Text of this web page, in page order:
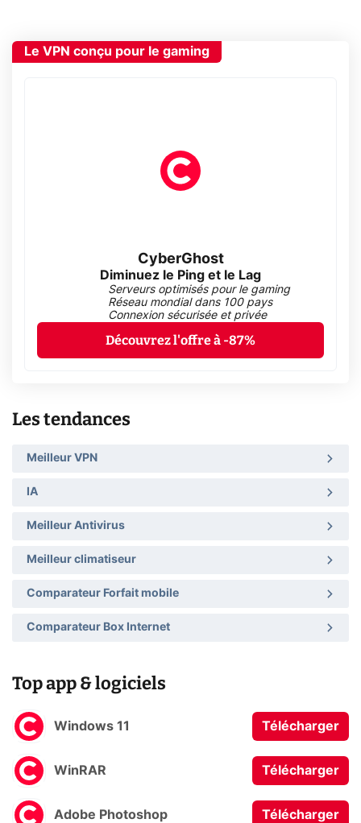
Le VPN conçu pour le gaming
CyberGhost
Diminuez le Ping et le Lag
Serveurs optimisés pour le gaming
Réseau mondial dans 100 pays
Connexion sécurisée et privée
Découvrez l'offre à -87%
Les tendances
Meilleur VPN
IA
Meilleur Antivirus
Meilleur climatiseur
Comparateur Forfait mobile
Comparateur Box Internet
Top app & logiciels
Windows 11 Télécharger
WinRAR Télécharger
Adobe Photoshop Télécharger